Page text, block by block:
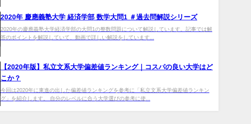
2020年 慶應義塾大学 経済学部 数学大問1 ＃過去問解説シリーズ
2020年の慶應義塾大学経済学部の大問1の整数問題について解説しています。記事では解
答のポイントを解説していて、動画で詳しい解説をしています...
【2020年版】私立文系大学偏差値ランキング｜コスパの良い大学はど
こか？
今回は2020年に東進の出した偏差値ランキングを参考に「私立文系大学偏差値ランキン
グ」を紹介します。 自分のレベルに合う大学選びの参考に使...